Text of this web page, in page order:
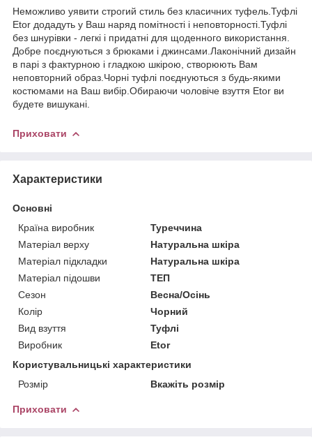
Неможливо уявити строгий стиль без класичних туфель.Туфлі
Etor додадуть у Ваш наряд помітності і неповторності.Туфлі
без шнурівки - легкі і придатні для щоденного використання.
Добре поєднуються з брюками і джинсами.Лаконічний дизайн
в парі з фактурною і гладкою шкірою, створюють Вам
неповторний образ.Чорні туфлі поєднуються з будь-якими
костюмами на Ваш вибір.Обираючи чоловіче взуття Etor ви
будете вишукані.
Приховати
Характеристики
Основні
Країна виробник
Туреччина
Матеріал верху
Натуральна шкіра
Матеріал підкладки
Натуральна шкіра
Матеріал підошви
ТЕП
Сезон
Весна/Осінь
Колір
Чорний
Вид взуття
Туфлі
Виробник
Etor
Користувальницькі характеристики
Розмір
Вкажіть розмір
Приховати